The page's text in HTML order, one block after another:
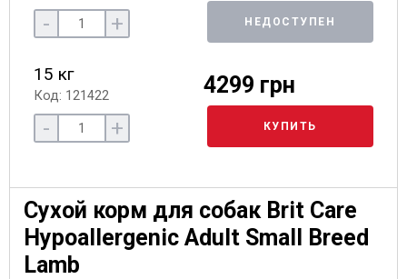
- + НЕДОСТУПЕН
15 кг
Код: 121422 4299 грн
- + КУПИТЬ
Сухой корм для собак Brit Care
Hypoallergenic Adult Small Breed
Lamb